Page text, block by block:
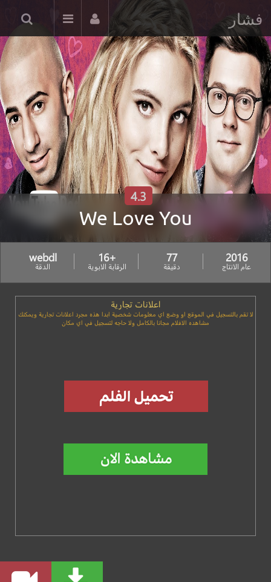
فشار
We Love You
4.3
2016
عام الانتاج
77
دقيقة
+16
الرقابة الابوية
webdl
الدقة
اعلانات تجارية
لا تقم بالتسجيل في الموقع او وضع اي معلومات شخصية ابدا هذه مجرد اعلانات تجارية ويمكنك
مشاهده الافلام مجانا بالكامل ولا حاجه لتسجيل في اي مكان